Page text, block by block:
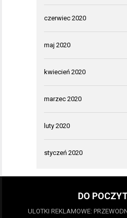
czerwiec 2020
maj 2020
kwiecień 2020
marzec 2020
luty 2020
styczeń 2020
DO
ULOTKI REKLAMOWE: